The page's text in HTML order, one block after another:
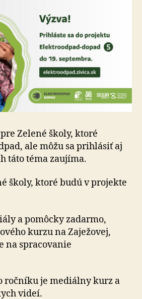
Zelené školy, ktoré
ale môžu sa prihlásiť aj
táto téma zaujíma.
školy, ktoré budú v projekte
a pomôcky zadarmo,
kurzu na Zaježovej,
na spracovanie
ročníku je mediálny kurz a
videí.